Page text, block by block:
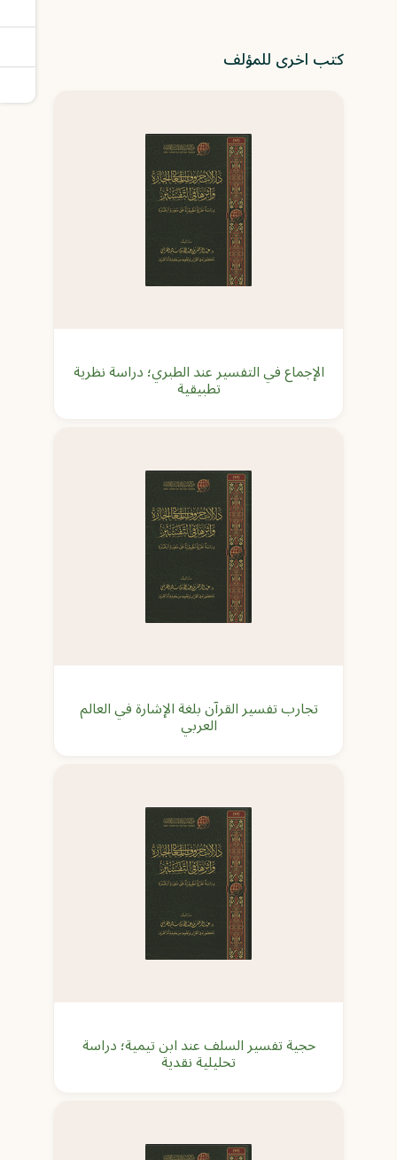
كتب اخرى للمؤلف
الإجماع في التفسير عند الطبري؛ دراسة نظرية
تطبيقية
تجارب تفسير القرآن بلغة الإشارة في العالم
العربي
حجية تفسير السلف عند ابن تيمية؛ دراسة
تحليلية نقدية